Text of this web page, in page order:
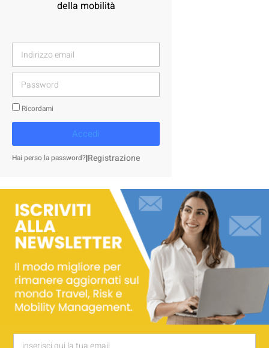
della mobilità
Ricordami
Accedi
Hai perso la password?|Registrazione